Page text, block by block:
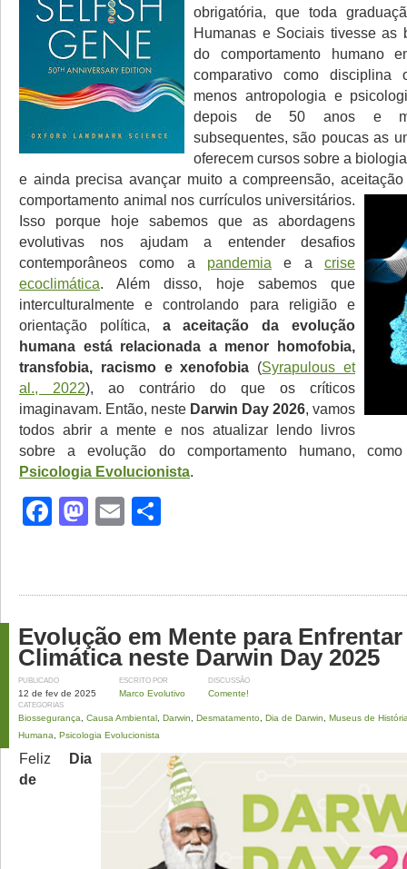
obrigatória, que toda
Humanas e Sociais tivesse as
do comportamento humano
comparativo como disciplina
menos antropologia e
depois de 50 anos e
subsequentes, são poucas as
oferecem cursos sobre a
e ainda precisa avançar muito a compreensão,
comportamento animal nos currículos universitários.
Isso porque hoje sabemos que as abordagens
evolutivas nos ajudam a entender desafios
contemporâneos como a pandemia e acrise
ecoclimática. Além disso, hoje sabemos que
interculturalmente e controlando para religião e
orientação política, a aceitação da evolução
humana está relacionada a menor homofobia,
transfobia, racismo e xenofobia (Syrapulous et
al., 2022), ao contrário do que os críticos
imaginavam. Então, neste Darwin Day 2026, vamos
todos abrir a mente e nos atualizar lendo livros
sobre a evolução do comportamento humano,
Psicologia Evolucionista.
Facebook
Mastodon
Email
Evolução em Mente para
Climática neste Darwin Day 2025
PUBLICADO
12 de fev de 2025
ESCRITO POR
Marco Evolutivo
DISCUSSÃO
Comente!
CATEGORIAS
Biossegurança Causa Ambiental Darwin Desmatamento Dia de Darwin
Museus de
Humana
Psicologia Evolucionista
Feliz Dia
de